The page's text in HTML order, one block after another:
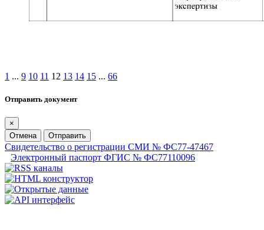
1 ... 9 10 11 12 13 14 15 ... 66
Отправить документ
×
Отмена
Отправить
Свидетельство о регистрации СМИ № ФС77-47467
Электронный паспорт ФГИС № ФС77110096